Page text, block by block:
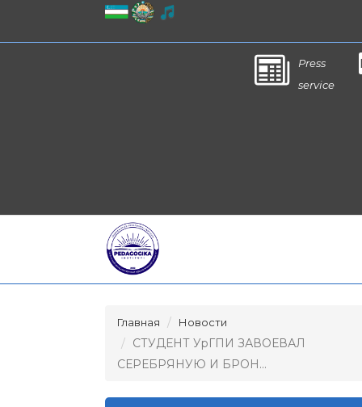
Press
service
Главная Новости
СТУДЕНТ УрГПИ ЗАВОЕВАЛ
СЕРЕБРЯНУЮ И БРОН...